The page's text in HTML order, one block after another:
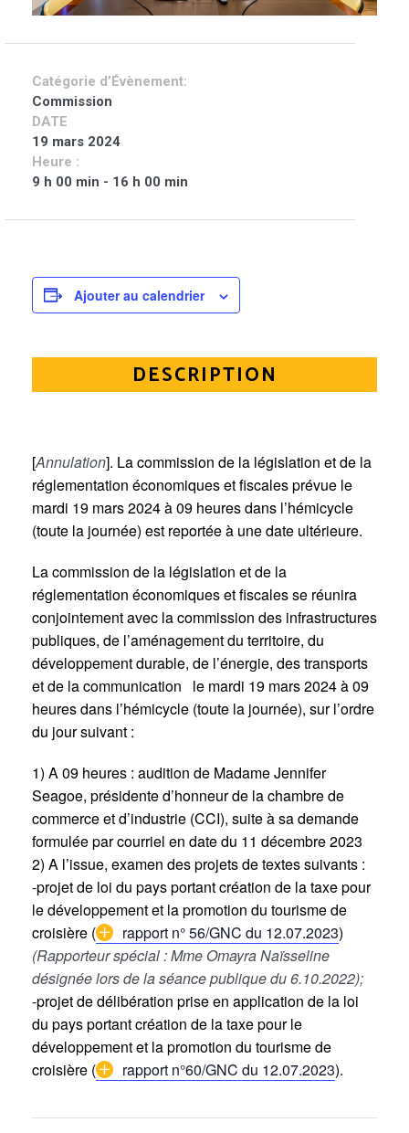
Catégorie d’Évènement:
Commission
DATE
19 mars 2024
Heure :
9 h 00 min - 16 h 00 min
Ajouter au calendrier
DESCRIPTION
[Annulation]. La commission de la législation et de la
réglementation économiques et fiscales prévue le
mardi 19 mars 2024 à 09 heures dans l’hémicycle
(toute la journée) est reportée à une date ultérieure.
La commission de la législation et de la
réglementation économiques et fiscales se réunira
conjointement avec la commission des infrastructures
publiques, de l’aménagement du territoire, du
développement durable, de l’énergie, des transports
et de la communication le mardi 19 mars 2024 à 09
heures dans l’hémicycle (toute la journée), sur l’ordre
du jour suivant :
1) A 09 heures : audition de Madame Jennifer
Seagoe, présidente d’honneur de la chambre de
commerce et d’industrie (CCI), suite à sa demande
formulée par courriel en date du 11 décembre 2023
2) A l’issue, examen des projets de textes suivants :
-projet de loi du pays portant création de la taxe pour
le développement et la promotion du tourisme de
croisière (
rapport n° 56/GNC du 12.07.2023)
(Rapporteur spécial : Mme Omayra Naïsseline
désignée lors de la séance publique du 6.10.2022);
-projet de délibération prise en application de la loi
du pays portant création de la taxe pour le
développement et la promotion du tourisme de
croisière (
rapport n°60/GNC du 12.07.2023).